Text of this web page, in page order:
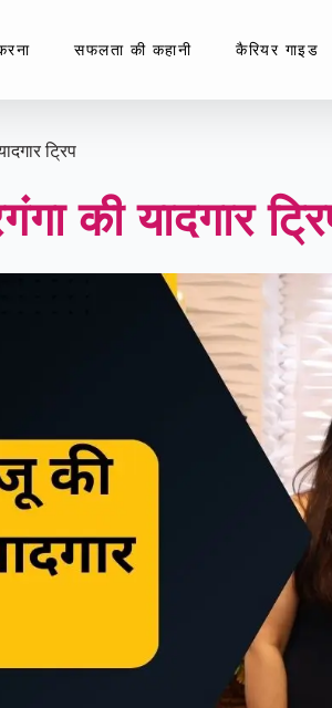
सफलता की कहानी कैरियर गाइड
ट्रिप
की यादगार